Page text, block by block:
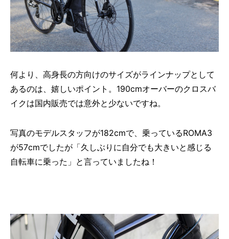
何より、高身長の方向けのサイズがラインナップとして
あるのは、嬉しいポイント。190cmオーバーのクロスバ
イクは国内販売では意外と少ないですね。
写真のモデルスタッフが182cmで、乗っているROMA3
が57cmでしたが「久しぶりに自分でも大きいと感じる
自転車に乗った」と言っていましたね！